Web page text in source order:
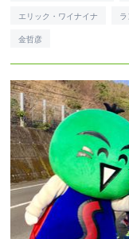
エリック・ワイナイナ
金哲彦